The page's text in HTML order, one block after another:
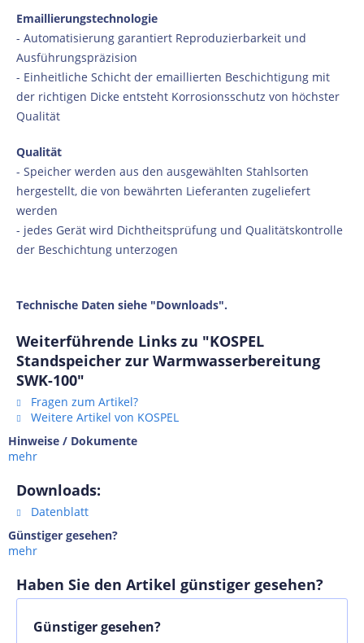
Emaillierungstechnologie
- Automatisierung garantiert Reproduzierbarkeit und
Ausführungspräzision
- Einheitliche Schicht der emaillierten Beschichtigung mit
der richtigen Dicke entsteht Korrosionsschutz von höchster
Qualität
Qualität
- Speicher werden aus den ausgewählten Stahlsorten
hergestellt, die von bewährten Lieferanten zugeliefert
werden
- jedes Gerät wird Dichtheitsprüfung und Qualitätskontrolle
der Beschichtung unterzogen
Technische Daten siehe "Downloads".
Weiterführende Links zu "KOSPEL
Standspeicher zur Warmwasserbereitung
SWK-100"
Fragen zum Artikel?
Weitere Artikel von KOSPEL
Hinweise / Dokumente
mehr
Downloads:
Datenblatt
Günstiger gesehen?
mehr
Haben Sie den Artikel günstiger gesehen?
Günstiger gesehen?